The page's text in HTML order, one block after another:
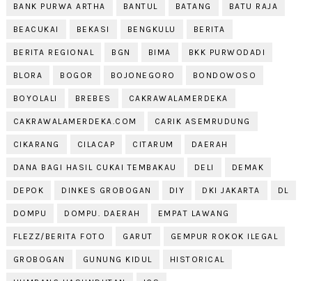
BANK PURWA ARTHA BANTUL BATANG BATU RAJA
BEACUKAI BEKASI BENGKULU BERITA
BERITA REGIONAL BGN BIMA BKK PURWODADI
BLORA BOGOR BOJONEGORO BONDOWOSO
BOYOLALI BREBES CAKRAWALAMERDEKA
CAKRAWALAMERDEKA.COM CARIK ASEMRUDUNG
CIKARANG CILACAP CITARUM DAERAH
DANA BAGI HASIL CUKAI TEMBAKAU DELI DEMAK
DEPOK DINKES GROBOGAN DIY DKI JAKARTA DL
DOMPU DOMPU. DAERAH EMPAT LAWANG
FLEZZ/BERITA FOTO GARUT GEMPUR ROKOK ILEGAL
GROBOGAN GUNUNG KIDUL HISTORICAL